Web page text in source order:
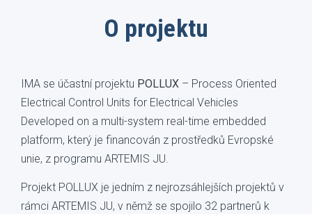
O projektu
IMA se účastní projektu POLLUX – Process Oriented
Electrical Control Units for Electrical Vehicles
Developed on a multi-system real-time embedded
platform, který je financován z prostředků Evropské
unie, z programu ARTEMIS JU.
Projekt POLLUX je jedním z nejrozsáhlejších projektů v
rámci ARTEMIS JU, v němž se spojilo 32 partnerů k